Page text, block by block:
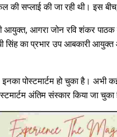
सप्लाई की जा रही थी। इस
आयुक्त, आगरा जोन रवि शंकर
का प्रभार उप आबकारी आयुक्त
पोस्टमार्टम हो चुका है। अभी
अंतिम संस्कार किया जा चुका